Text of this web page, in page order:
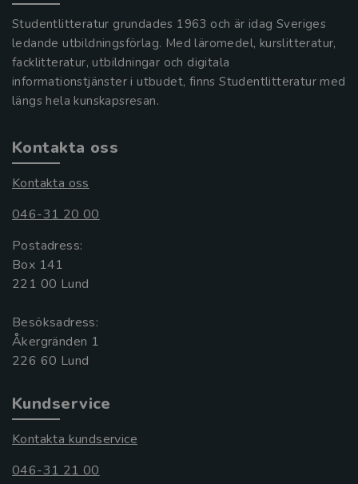
Studentlitteratur grundades 1963 och är idag Sveriges
ledande utbildningsförlag. Med läromedel, kurslitteratur,
facklitteratur, utbildningar och digitala
informationstjänster i utbudet, finns Studentlitteratur med
längs hela kunskapsresan.
Kontakta oss
Kontakta oss
046-31 20 00
Postadress:
Box 141
221 00 Lund
Besöksadress:
Åkergränden 1
Kundservice
Kontakta kundservice
046-31 21 00